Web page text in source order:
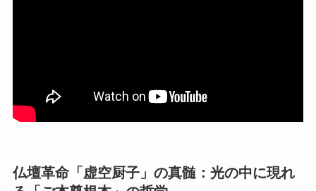
仏壇革命「虚空厨子」の真髄：光の中に現れ